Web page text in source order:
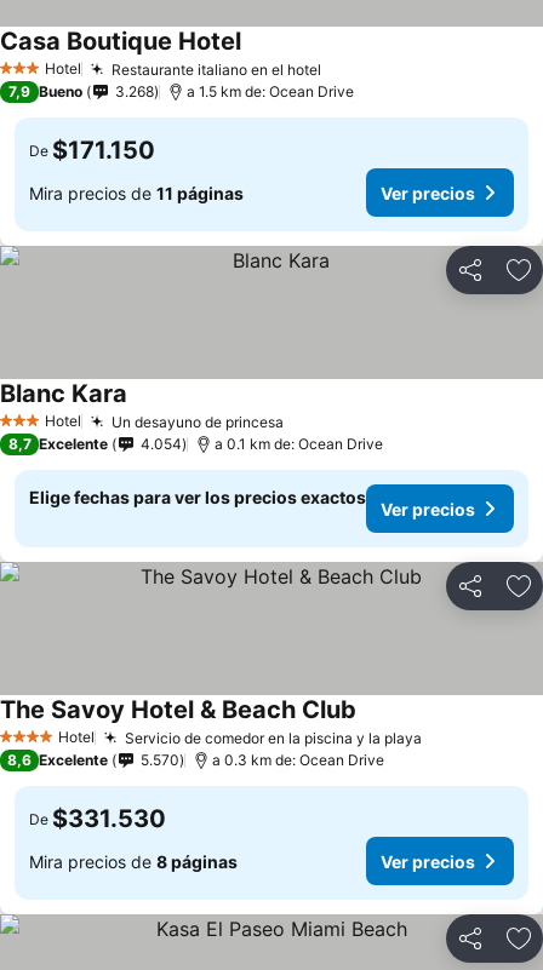
3 Estrellas
Hotel Restaurante italiano en el hotel
Casa Boutique Hotel
7,9 Bueno 3.268 a 1.5 km de: Ocean Drive
De $171.150
Mira precios de 11 páginas Ver precios
Compartir
3 Estrellas
Hotel Un desayuno de princesa
Blanc Kara
8,7 Excelente 4.054 a 0.1 km de: Ocean Drive
Elige fechas para ver los precios exactos
Ver precios
Compartir
4 EstrellasHotel Servicio de comedor en la piscina y la playa
The Savoy Hotel & Beach Club
8,6 Excelente 5.570 a 0.3 km de: Ocean Drive
De $331.530
Mira precios de 8 páginas Ver precios
Compartir